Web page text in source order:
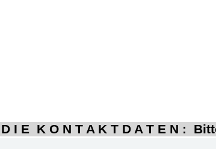
D I E K O N T A K T D A T E N :